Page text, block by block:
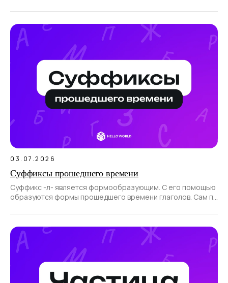
03.07.2026
Суффиксы прошедшего времени
Суффикс -л- является формообразующим. С его помощью
образуются формы прошедшего времени глаголов. Сам по